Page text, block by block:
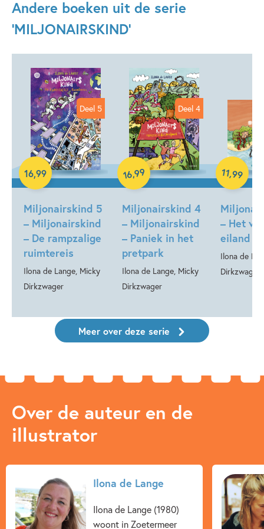
Detective & thrillers
Familie & gezin
Spanning
Vriendschap
Micky Dirkzwager
Andere boeken uit de serie
'MILJONAIRSKIND'
Deel 5
Miljonairskind 5
– Miljonairskind
– De rampzalige
ruimtereis
Ilona de Lange, Micky
Dirkzwager
16,99
Hardcover
Deel 4
Miljonairskind 4
– Miljonairskind
– Paniek in het
pretpark
Ilona de Lange, Micky
Dirkzwager
16,99
Hardcover
– Het
eiland
Ilona de
Dirkzwager
11,99
Luisterboek
Meer over deze serie
Over de auteur en de
illustrator
Ilona de Lange
Ilona de Lange (1980)
woont in Zoetermeer